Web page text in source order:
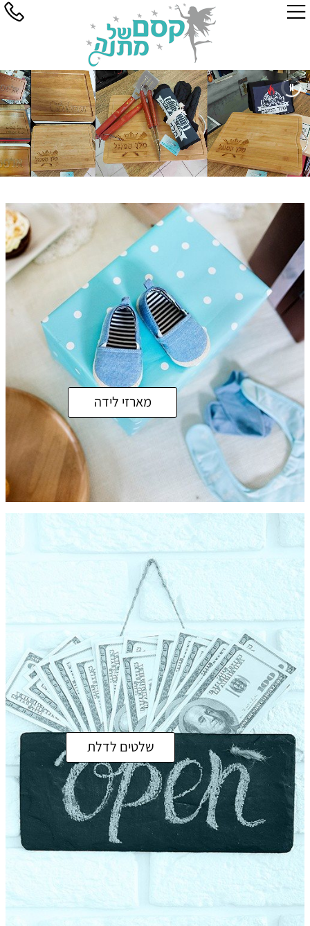
שלטים לדלת
מארזי לידה